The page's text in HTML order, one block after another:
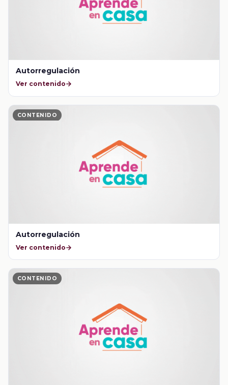
Autorregulación
Ver contenido
CONTENIDO
Autorregulación
Ver contenido
CONTENIDO